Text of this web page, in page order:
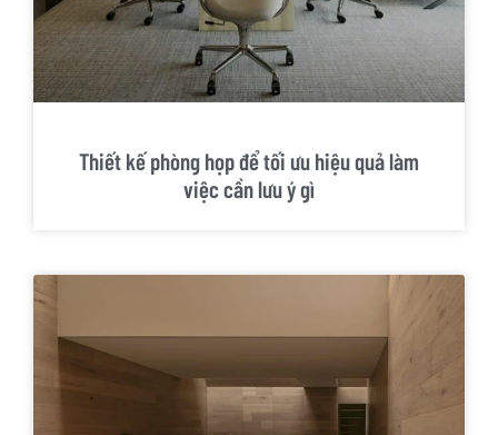
Thiết kế phòng họp để tối ưu hiệu quả làm
việc cần lưu ý gì